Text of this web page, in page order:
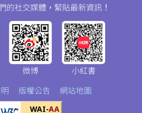
版權公告 網站地圖
的社交媒體，緊貼最新資訊！
微博 小紅書